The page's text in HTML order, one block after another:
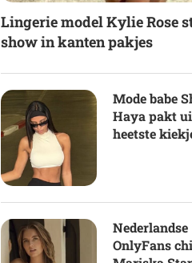
Lingerie model Kylie Rose
show in kanten pakjes
Mode babe
Haya pakt
heetste
Nederlandse
OnlyFans